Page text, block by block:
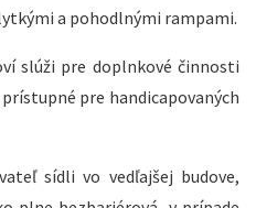
a pohodlnými rampami.
slúži pre doplnkové činnosti
pre handicapovaných
sídli vo vedľajšej budove,